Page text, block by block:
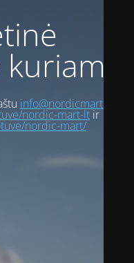
info@nordicmart.com
nordic-mart-ltir
nordic-mart/